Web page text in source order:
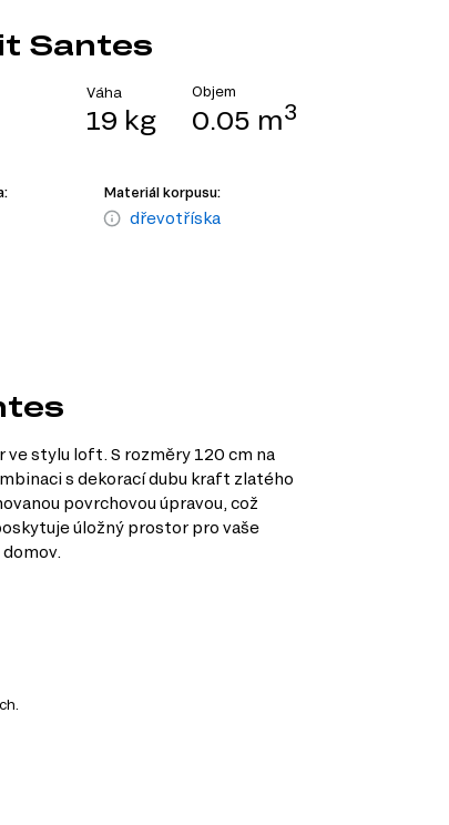
Santes
Váha
19 kg
Objem
0.05 m3
Materiál korpusu:
dřevotříska
stylu loft. S rozměry 120 cm na
s dekorací dubu kraft zlatého
povrchovou úpravou, což
úložný prostor pro vaše